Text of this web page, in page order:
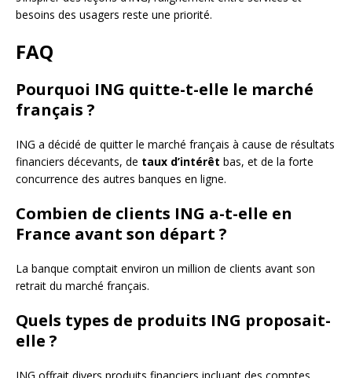
besoins des usagers reste une priorité.
FAQ
Pourquoi ING quitte-t-elle le marché
français ?
ING a décidé de quitter le marché français à cause de résultats
financiers décevants, de taux d’intérêt bas, et de la forte
concurrence des autres banques en ligne.
Combien de clients ING a-t-elle en
France avant son départ ?
La banque comptait environ un million de clients avant son
retrait du marché français.
Quels types de produits ING proposait-
elle ?